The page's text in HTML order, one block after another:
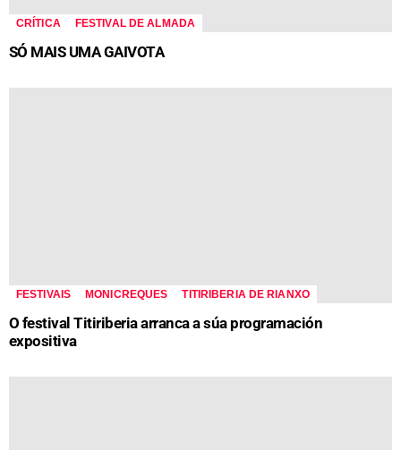
CRÍTICA FESTIVAL DE ALMADA
SÓ MAIS UMA GAIVOTA
FESTIVAIS MONICREQUES TITIRIBERIA DE RIANXO
O festival Titiriberia arranca a súa programación
expositiva